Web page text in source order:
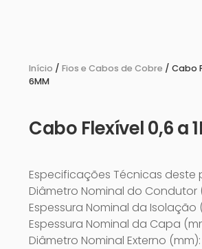
Início / Fios e Cabos de Cobre / Cabo
6MM
Cabo Flexível 0,6 a
Especificações Técnicas deste
Diâmetro Nominal do Condutor
Espessura Nominal da Isolação
Espessura Nominal da Capa
Diâmetro Nominal Externo (mm):